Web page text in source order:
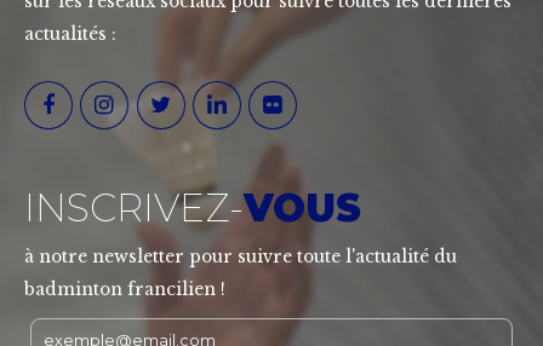
actualités :
INSCRIVEZ-VOUS
à notre newsletter pour suivre toute l'actualité du
badminton francilien !